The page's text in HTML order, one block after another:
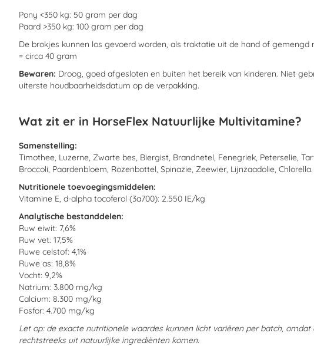
Pony <350 kg: 50 gram per dag
Paard >350 kg: 100 gram per dag
De brokjes kunnen los gevoerd worden, als traktatie uit de hand of gemengd
= circa 40 gram
Bewaren: Droog, goed afgesloten en buiten het bereik van kinderen. Niet
uiterste houdbaarheidsdatum op de verpakking.
Wat zit er in HorseFlex Natuurlijke Multivitamine?
Samenstelling:
Timothee, Luzerne, Zwarte bes, Biergist, Brandnetel, Fenegriek, Peterselie,
Broccoli, Paardenbloem, Rozenbottel, Spinazie, Zeewier, Lijnzaadolie, Chlorella.
Nutritionele toevoegingsmiddelen:
Vitamine E, d-alpha tocoferol (3a700): 2.550 IE/kg
Analytische bestanddelen:
Ruw eiwit: 7,6%
Ruw vet: 17,5%
Ruwe celstof: 4,1%
Ruwe as: 18,8%
Vocht: 9,2%
Natrium: 3.800 mg/kg
Calcium: 8.300 mg/kg
Fosfor: 4.700 mg/kg
Let op: de exacte nutritionele waardes kunnen licht variëren per batch,
rechtstreeks uit natuurlijke ingrediënten komen.